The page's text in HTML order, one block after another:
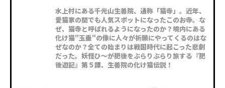
水上村にある千光山生善院、通称「猫寺」。近年、
愛猫家の間でも人気スポットになったこのお寺。な
ぜ、猫寺と呼ばれるようになったのか？境内にある
化け猫"玉垂"の像に人々が祈願にやってくるのはな
ぜなのか？全ての始まりは戦国時代に起こった悲劇
だった。妖怪ひ〜が肥後をぶらりぶらり旅する『肥
後遊記』第５譚、生善院の化け猫伝説！